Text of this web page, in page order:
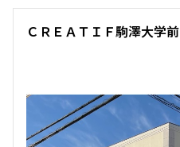
無 無
お問合せ
ＣＲＥＡＴＩＦ駒澤大学前